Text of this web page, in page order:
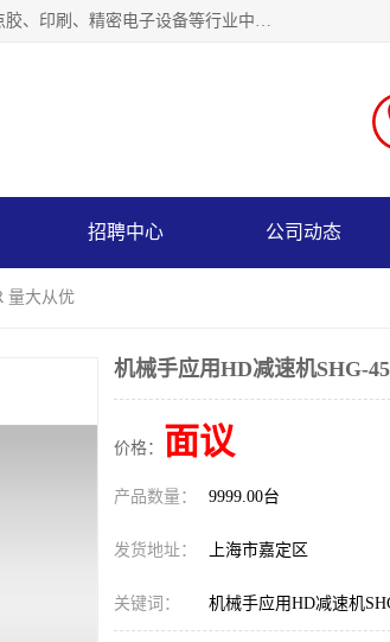
上海浜田实业有限公司专业致力于传动控制行业。面向工业机器人、半导体、机床、船舶、点胶、印刷、精密电子设备等行业中的运动控制技术。为日本哈默纳科（HarmonicDrive简称HD）中国地区定代理商，其生产的HarmonicDrive谐波减速机，具有轻量、小型、传动效率高、减速范围广、精度高等特点，被广泛应用于各种传动系统中。完善的技术，完善的售后，让您的选择无后顾之忧，欢迎您的来电洽谈！
招聘中心 公司动态
量大从优
机械手应用HD减速机SHG-
价格： 面议
产品数量： 9999.00台
发货地址： 上海市嘉定区
关键词： 机械手应用HD减速机